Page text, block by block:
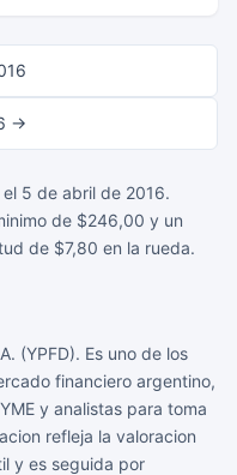
→
el 5 de abril de 2016.
de $246,00 y un
de $7,80 en la rueda.
(YPFD). Es uno de los
financiero argentino,
y analistas para toma
refleja la valoracion
y es seguida por